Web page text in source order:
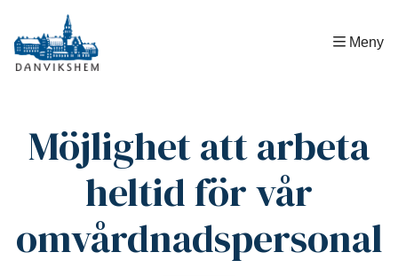
Meny
Hem
Möjlighet att arbeta
heltid för vår
omvårdnadspersonal